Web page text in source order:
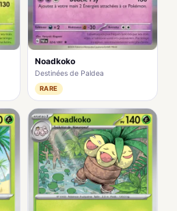
Noadkoko
Destinées de Paldea
RARE